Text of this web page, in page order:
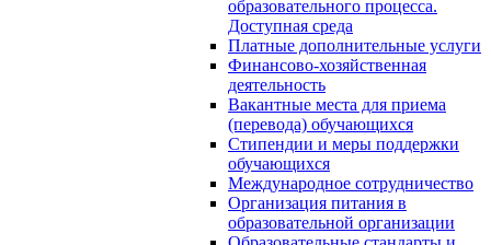
образовательного процесса.
Доступная среда
Платные дополнительные услуги
Финансово-хозяйственная
деятельность
Вакантные места для приема
(перевода) обучающихся
Стипендии и меры поддержки
обучающихся
Международное сотрудничество
Организация питания в
образовательной организации